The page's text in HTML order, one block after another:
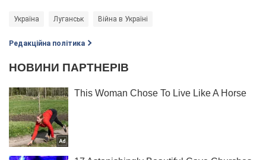
Україна Луганськ Війна в Україні
Редакційна політика